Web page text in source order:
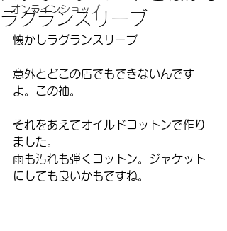
オンラインショップ
ラグランスリーブ
懐かしラグランスリーブ
意外とどこの店でもできないんです
よ。この袖。
それをあえてオイルドコットンで作り
ました。
雨も汚れも弾くコットン。ジャケット
にしても良いかもですね。